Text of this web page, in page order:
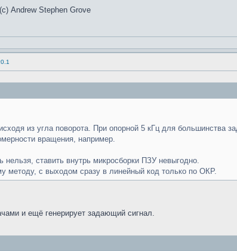
Andrew Stephen Grove
из угла поворота. При опорной 5 кГц для большинства
вращения, например.
ставить внутрь микросборки ПЗУ невыгодно.
методу, с выходом сразу в линейный код только по ОКР.
и ещё генерирует задающий сигнал.